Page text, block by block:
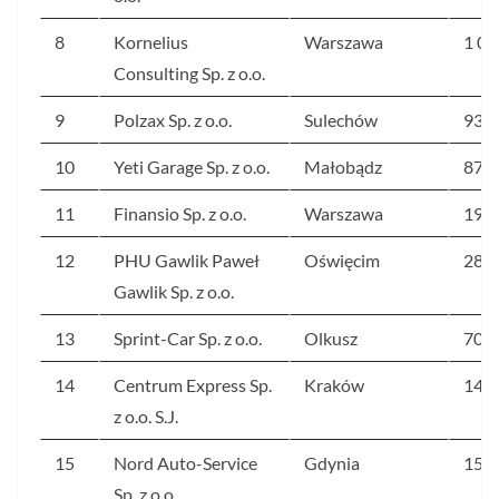
8
Kornelius
Consulting Sp. z o.o.
Warszawa 1
9 Polzax Sp. z o.o. Sulechów 931
10 Yeti Garage Sp. z o.o. Małobądz 876
11 Finansio Sp. z o.o. Warszawa 19
12
PHU Gawlik Paweł
Gawlik Sp. z o.o.
Oświęcim 285
13 Sprint-Car Sp. z o.o. Olkusz 709
14
Centrum Express Sp.
z o.o. S.J.
Kraków 146
15
Nord Auto-Service
Sp. z o.o.
Gdynia 154